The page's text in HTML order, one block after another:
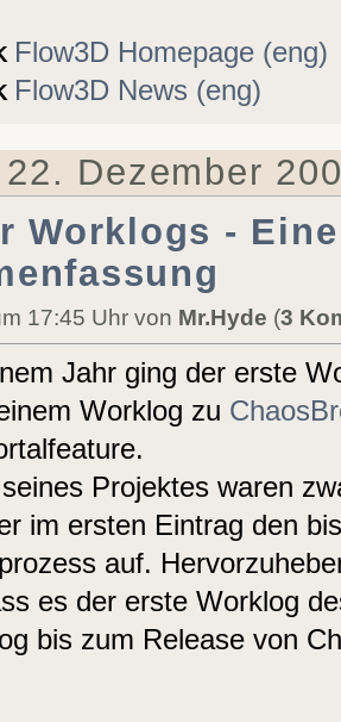
Flow3D Homepage (eng)
Flow3D News (eng)
Dezember
Worklogs - Eine
17:45 Uhr von Mr.Hyde (3
Jahr ging der erste
Worklog zu
Projektes waren
im ersten Eintrag den
auf.
es der erste Worklog
bis zum Release von